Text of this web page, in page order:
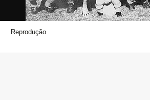
Reprodução